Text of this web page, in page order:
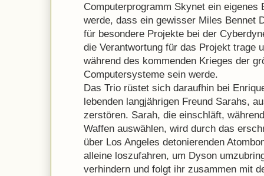
Computerprogramm Skynet ein eigenes
werde, dass ein gewisser Miles Bennet
für besondere Projekte bei der
die Verantwortung für das Projekt trage
während des kommenden Krieges der
Computersysteme sein werde.
Das Trio rüstet sich daraufhin bei
lebenden langjährigen Freund Sarahs,
zerstören. Sarah, die einschläft,
Waffen auswählen, wird durch das
über Los Angeles detonierenden
alleine loszufahren, um Dyson
verhindern und folgt ihr zusammen mit